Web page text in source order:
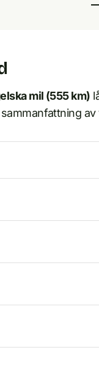
mil (555 km)